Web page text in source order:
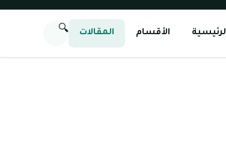
الأقسام المقالات 🔍